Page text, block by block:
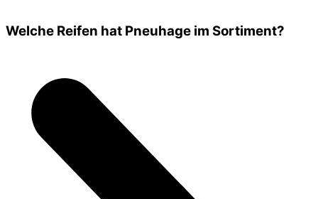
Welche Reifen hat Pneuhage im Sortiment?